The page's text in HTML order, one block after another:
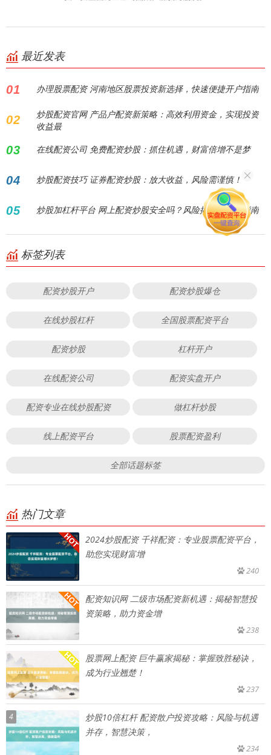
最近发表
01 办理股票配资 河南地区股票投资新选择，快速便捷开户指南
02
炒股配资官网 产品户配资新策略：高效利用资金，实现投资
收益最
03 在线配资公司 免费配资炒股：抓住机遇，财富倍增不是梦
04 炒股配资技巧 证券配资炒股：放大收益，风险需谨慎！
05 炒股加杠杆平台 网上配资炒股安全吗？风险揭秘与防范指南
标签列表
配资炒股开户 配资炒股爆仓
在线炒股杠杆 全国股票配资平台
配资炒股 杠杆开户
在线配资公司 配资实盘开户
配资专业在线炒股配资 做杠杆炒股
线上配资平台 股票配资盈利
全部话题标签
热门文章
2024炒股配资 千祥配资：专业股票配资平台，
助您实现财富增
240
配资知识网 二级市场配资新机遇：揭秘智慧投
资策略，助力资金增
238
股票网上配资 巨牛赢家揭秘：掌握致胜秘诀，
成为行业翘楚！
237
4
炒股10倍杠杆 配资散户投资攻略：风险与机遇
并存，智慧决策，
234